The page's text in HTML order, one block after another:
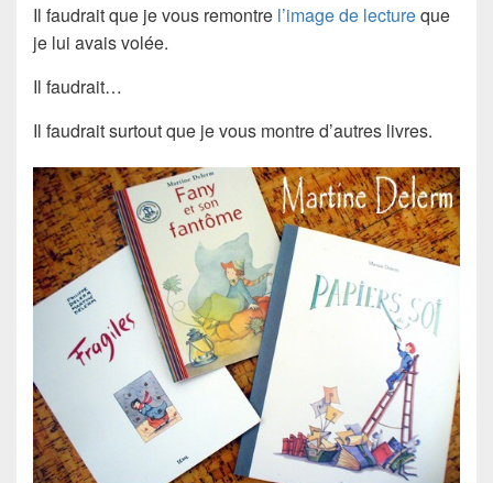
Il faudrait que je vous remontre l’image de lectureque
je lui avais volée.
Il faudrait…
Il faudrait surtout que je vous montre d’autres livres.